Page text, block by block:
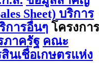
Sheet) บริการ
การอื่นๆ โครงการ
ภาครัฐ คณะ
นเชื่อเกษตรแห่ง